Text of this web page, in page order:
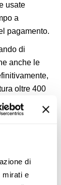
di
mirati e
usate
a
pagamento.
di
anche le
oltre 400
tariffe ADSL
,
tramite uno
senza